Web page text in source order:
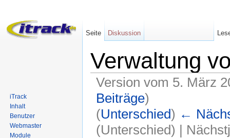
Verwaltung
Version vom 5. März
Beiträge)
(Unterschied) ←
(Unterschied) |
Seite Diskussion
iTrack
Inhalt
Benutzer
Webmaster
Module